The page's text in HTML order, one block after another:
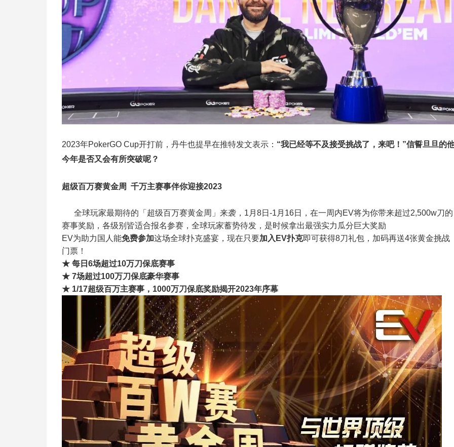
2023年PokerGO Cup开打前，丹牛也提早在推特发文表示： “我已经等不及接受挑战了，来吧！”信誓旦旦的
今年是否又会有所突破呢？
超级百万赛黄金周 千万主赛事伴你迎接2023
全球玩家最期待的「超级百万赛黄金周」来袭，1月8日-1月16日，在一周内EV将为你带来超过2,500w刀的
赛事奖励，各级别皆适合报名参赛，全球玩家蓄势待发，是时候拿出最强实力瓜分巨大奖励
EV为助力国人能免费参加这场全球扑克盛宴，现在只要加入EV扑克即可获得8刀礼包，加码再送4张黄金挑战
门票！
★ 每日6场超过10万刀保底赛事
★ 7场超过100万刀保底豪华赛事
★ 1/17超级百万主赛事，1000万刀保底奖励揭开2023年序幕